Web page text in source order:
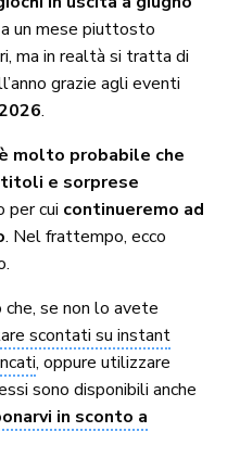
un mese piuttosto
ma in realtà si tratta di
grazie agli eventi
.
è molto probabile che
titoli e sorprese
per cui continueremo ad
. Nel frattempo, ecco
che, se non lo avete
scontati su instant
, oppure utilizzare
sono disponibili anche
in sconto a